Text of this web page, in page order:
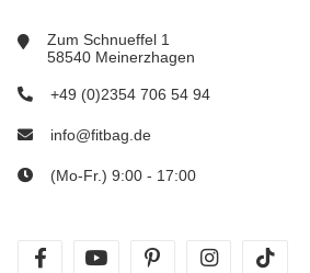
Zum Schnueffel 1
58540 Meinerzhagen
+49 (0)2354 706 54 94
info@fitbag.de
(Mo-Fr.) 9:00 - 17:00
facebookyoutube pinterest instagram